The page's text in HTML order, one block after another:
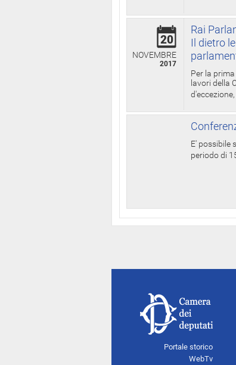
20
NOVEMBRE
2017
Rai
Il dietro
Per la
lavori della
d'eccezione,
E' possibile
periodo di
Portale storico
WebTv